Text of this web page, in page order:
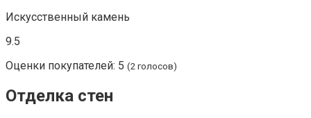
Искусственный камень
9.5
Оценки покупателей: 5 (2 голосов)
Отделка стен